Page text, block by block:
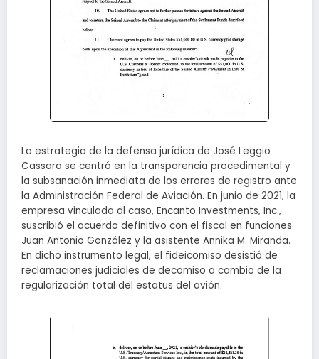
La estrategia de la defensa jurídica de José Leggio
Cassara se centró en la transparencia procedimental y
la subsanación inmediata de los errores de registro ante
la Administración Federal de Aviación. En junio de 2021, la
empresa vinculada al caso, Encanto Investments, Inc.,
suscribió el acuerdo definitivo con el fiscal en funciones
Juan Antonio González y la asistente Annika M. Miranda.
En dicho instrumento legal, el fideicomiso desistió de
reclamaciones judiciales de decomiso a cambio de la
regularización total del estatus del avión.